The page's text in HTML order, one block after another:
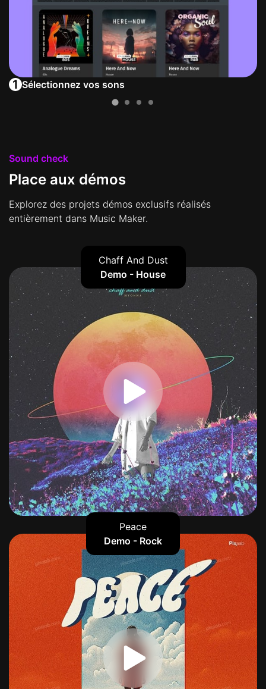
1 Sélectionnez vos sons
Sound check
Place aux démos
Explorez des projets démos exclusifs réalisés
entièrement dans Music Maker.
Chaff And Dust
Demo - House
Peace
Demo - Rock